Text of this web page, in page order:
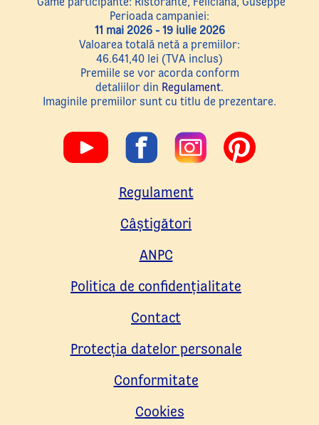
Perioada campaniei:
11 mai 2026 - 19 iulie 2026
Valoarea totală netă a premiilor:
46.641,40 lei (TVA inclus)
Premiile se vor acorda conform
detaliilor din Regulament.
Imaginile premiilor sunt cu titlu de prezentare.
Regulament
Câştigători
ANPC
Politica de confidenţialitate
Contact
Protecția datelor personale
Conformitate
Cookies